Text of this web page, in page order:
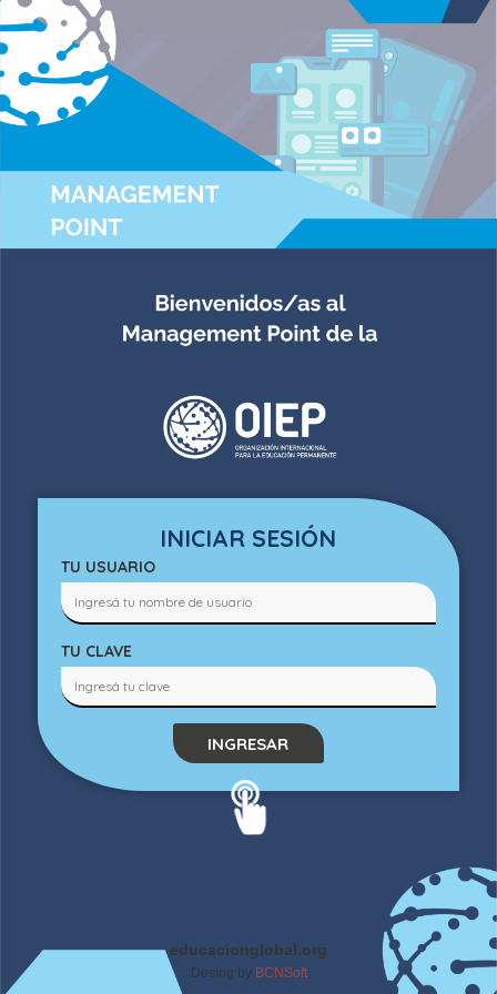
INICIAR SESIÓN
TU USUARIO
TU CLAVE
INGRESAR
educacionglobal.org
Desing by BCNSoft